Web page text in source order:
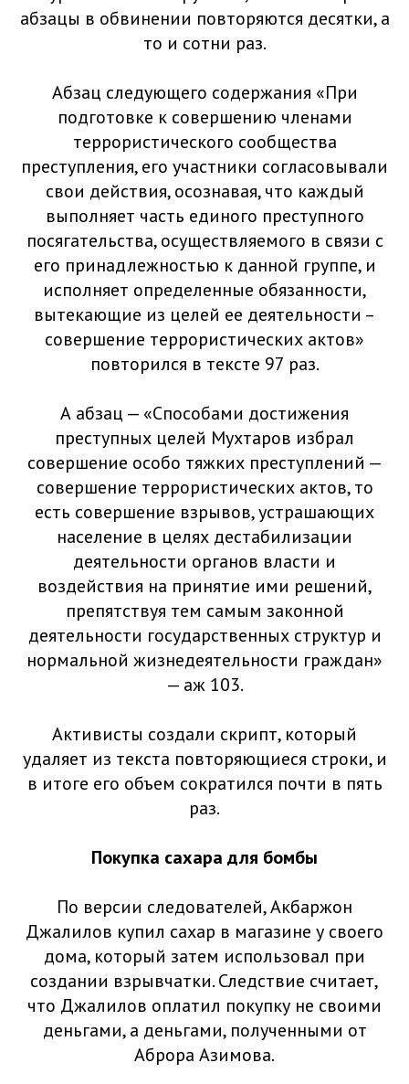
абзацы в обвинении повторяются десятки, а
то и сотни раз.
Абзац следующего содержания «При
подготовке к совершению членами
террористического сообщества
преступления, его участники согласовывали
свои действия, осознавая, что каждый
выполняет часть единого преступного
посягательства, осуществляемого в связи с
его принадлежностью к данной группе, и
исполняет определенные обязанности,
вытекающие из целей ее деятельности –
совершение террористических актов»
повторился в тексте 97 раз.
А абзац — «Способами достижения
преступных целей Мухтаров избрал
совершение особо тяжких преступлений —
совершение террористических актов, то
есть совершение взрывов, устрашающих
население в целях дестабилизации
деятельности органов власти и
воздействия на принятие ими решений,
препятствуя тем самым законной
деятельности государственных структур и
нормальной жизнедеятельности граждан»
— аж 103.
Активисты создали скрипт, который
удаляет из текста повторяющиеся строки, и
в итоге его объем сократился почти в пять
раз.
Покупка сахара для бомбы
По версии следователей, Акбаржон
Джалилов купил сахар в магазине у своего
дома, который затем использовал при
создании взрывчатки. Следствие считает,
что Джалилов оплатил покупку не своими
деньгами, а деньгами, полученными от
Аброра Азимова.